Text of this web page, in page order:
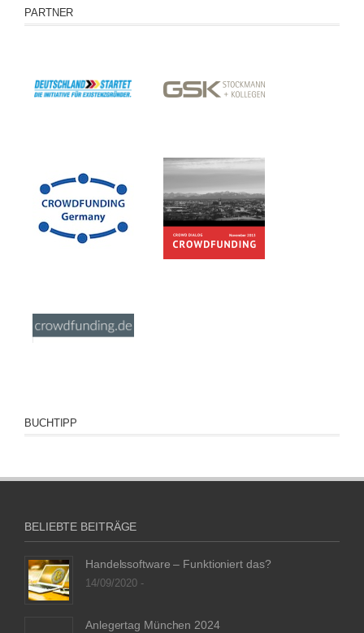
PARTNER
BUCHTIPP
BELIEBTE BEITRÄGE
Handelssoftware – Funktioniert das?
14/09/2020 -
Anlegertag München 2024